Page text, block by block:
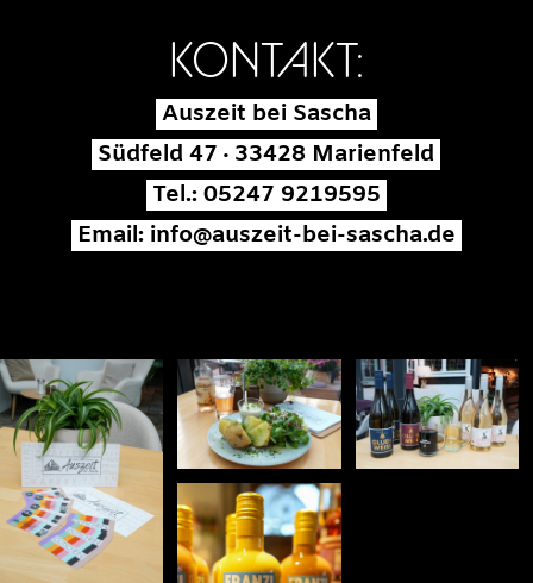
KONTAKT:
Auszeit bei Sascha
Südfeld 47 · 33428 Marienfeld
Tel.: 05247 9219595
Email: info@auszeit-bei-sascha.de